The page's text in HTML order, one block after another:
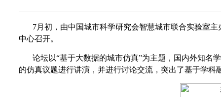
7月初，由中国城市科学研究会智慧城市联合实验室
中心召开。
论坛以“基于大数据的城市仿真”为主题，国内外知名
的仿真议题进行讲演，并进行讨论交流，突出了基于学